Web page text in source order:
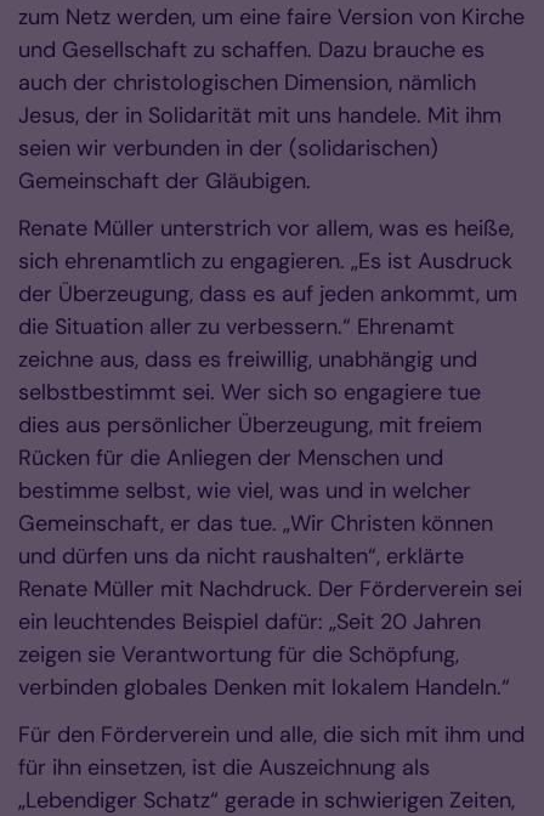
zum Netz werden, um eine faire Version von Kirche
und Gesellschaft zu schaffen. Dazu brauche es
auch der christologischen Dimension, nämlich
Jesus, der in Solidarität mit uns handele. Mit ihm
seien wir verbunden in der (solidarischen)
Gemeinschaft der Gläubigen.
Renate Müller unterstrich vor allem, was es heiße,
sich ehrenamtlich zu engagieren. „Es ist Ausdruck
der Überzeugung, dass es auf jeden ankommt, um
die Situation aller zu verbessern.“ Ehrenamt
zeichne aus, dass es freiwillig, unabhängig und
selbstbestimmt sei. Wer sich so engagiere tue
dies aus persönlicher Überzeugung, mit freiem
Rücken für die Anliegen der Menschen und
bestimme selbst, wie viel, was und in welcher
Gemeinschaft, er das tue. „Wir Christen können
und dürfen uns da nicht raushalten“, erklärte
Renate Müller mit Nachdruck. Der Förderverein sei
ein leuchtendes Beispiel dafür: „Seit 20 Jahren
zeigen sie Verantwortung für die Schöpfung,
verbinden globales Denken mit lokalem Handeln.“
Für den Förderverein und alle, die sich mit ihm und
für ihn einsetzen, ist die Auszeichnung als
„Lebendiger Schatz“ gerade in schwierigen Zeiten,